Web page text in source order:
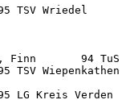
TSV Wriedel
Finn       94 TuS
TSV
LG Kreis